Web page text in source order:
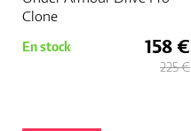
Clone
En stock 158 €
225 €